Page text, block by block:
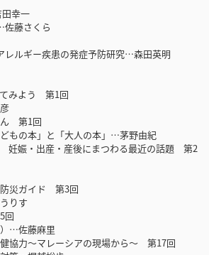
幸一
藤さくら
ルギー疾患の発症予防研究…森田英明
みよう 第1回
ん 第1回
もの本」と「大人の本」…茅野由紀
娠・出産・産後にまつわる最近の話題 第2
災ガイド 第3回
りす
回
…佐藤麻里
協力～マレーシアの現場から～ 第17回